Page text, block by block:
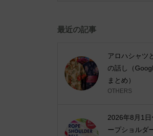
最近の記事
アロハシャツ
の話し（
まとめ）
OTHERS
2026年8月1
ープショルダ